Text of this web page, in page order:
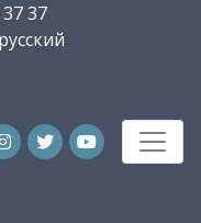
37
русский